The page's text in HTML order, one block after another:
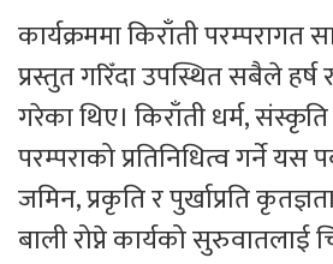
कार्यक्रममा किराँती परम्परागत
प्रस्तुत गरिँदा उपस्थित सबैले
गरेका थिए। किराँती धर्म,
परम्पराको प्रतिनिधित्व गर्ने यस
जमिन, प्रकृति र पुर्खाप्रति
बाली रोप्ने कार्यको सुरुवातलाई